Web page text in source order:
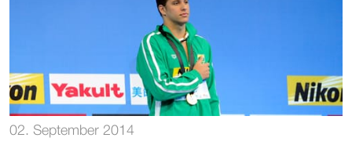
02. September 2014